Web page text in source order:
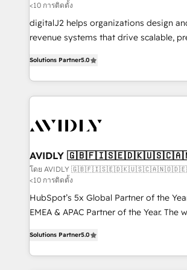
<10 การติดตั้ง
digitalJ2 helps organizations design
revenue systems that drive scalable,
Partner, we specialize in both strategic
planning and hands-on technical
the operational foundation companies
Healthcare - Financial Services -
we help: ✔️ Full HubSpot
optimization ✔️ Data migrations, CRM
and reporting foundations ✔️ Custom
and workflow automation ✔️ User
programs, training, and enablement Through project-
partnerships, we guide organizations
revenue maturity model - delivering
Solutions Partner5.0
AVIDLY
🇳🇿
โดย AVIDLY
<10 การติดตั้ง
HubSpot’s 5x Global Partner of the
EMEA & APAC Partner of the Year. The
and 370+ specialists across EMEA,
Solutions Partner5.0